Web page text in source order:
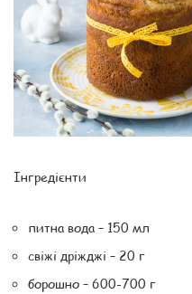
Інгредієнти
питна вода – 150 мл
свіжі дріжджі – 20 г
борошно – 600-700 г